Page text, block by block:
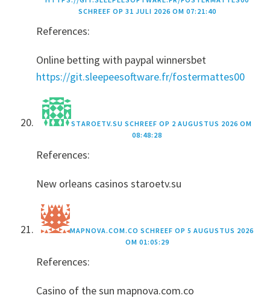
SCHREEF OP 31 JULI 2026 OM 07:21:40
References:
Online betting with paypal winnersbet
https://git.sleepeesoftware.fr/fostermattes00
STAROETV.SU SCHREEF OP 2 AUGUSTUS 2026 OM
08:48:28
References:
New orleans casinos staroetv.su
MAPNOVA.COM.CO SCHREEF OP 5 AUGUSTUS 2026
OM 01:05:29
References:
Casino of the sun mapnova.com.co